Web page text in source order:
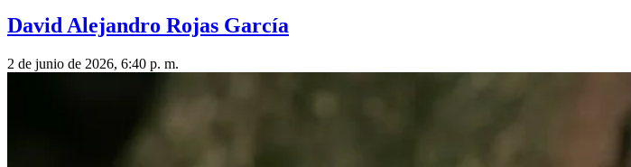
David Alejandro Rojas García
2 de junio de 2026, 6:40 p. m.